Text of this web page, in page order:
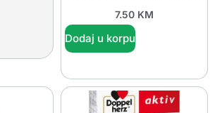
7.50 KM
Dodaj u korpu